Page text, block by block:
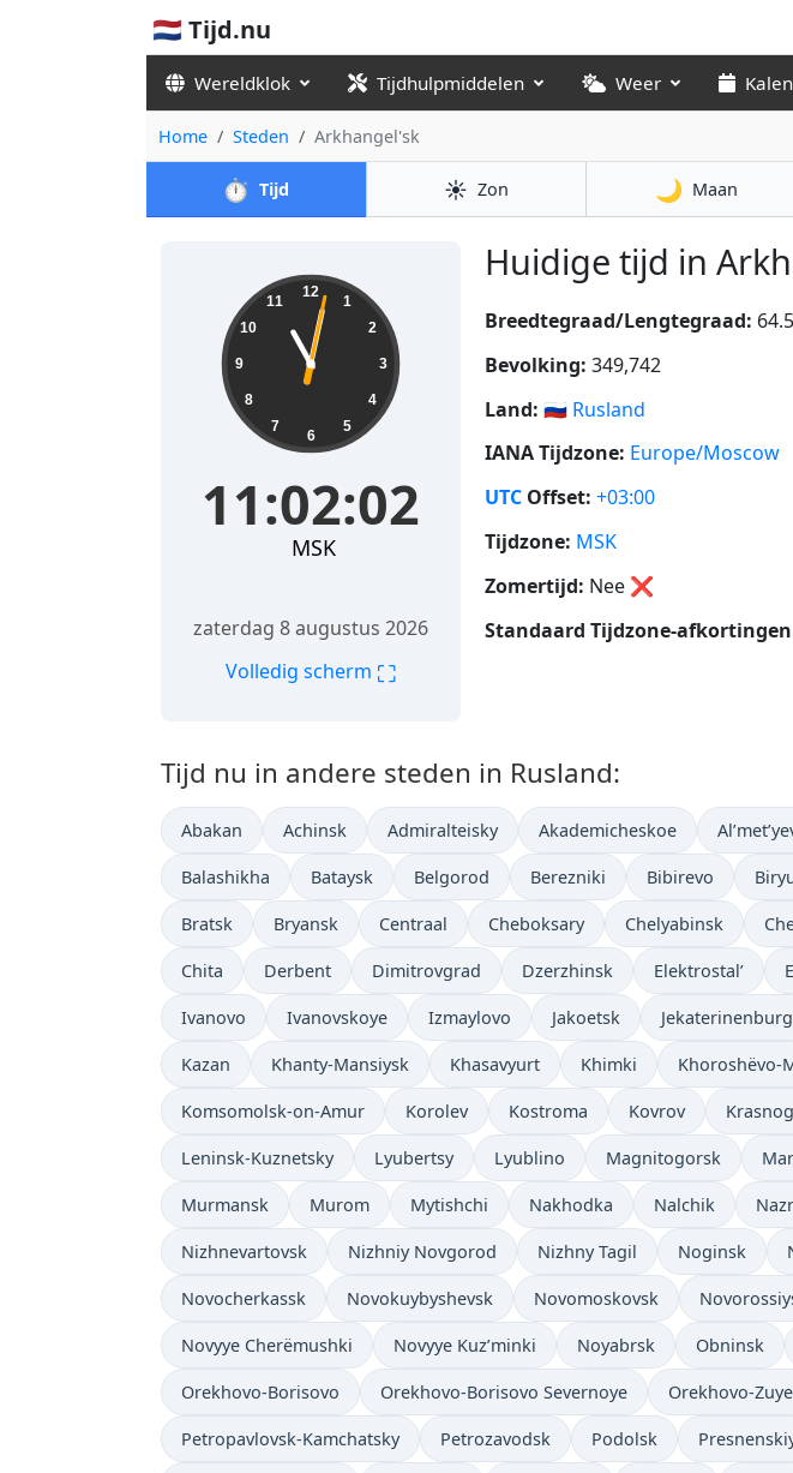
🇳🇱 Tijd.nu
Wereldklok Tijdhulpmiddelen Weer
Home Steden Arkhangel'sk
⏱️ Tijd ☀️ Zon 🌙 Maan
Huidige tijd in
11:02:03 12
1
2
3
4
5
6
7
8
9
10
11
11:02:03
MSK
zaterdag 8 augustus 2026
Volledig scherm ⛶
Breedtegraad/Lengtegraad:
Bevolking: 349,742
Land: 🇷🇺 Rusland
IANA Tijdzone: Europe/Moscow
UTC Offset: +03:00
Tijdzone: MSK
Zomertijd: Nee ❌
Standaard Tijdzone-
Tijd nu in andere steden in Rusland:
Abakan Achinsk Admiralteisky Akademicheskoe
Balashikha Bataysk Belgorod Berezniki Bibirevo
Bratsk Bryansk Centraal Cheboksary Chelyabinsk
Chita Derbent Dimitrovgrad Dzerzhinsk Elektrostal’
Ivanovo Ivanovskoye Izmaylovo Jakoetsk Jekaterinenburg
Kazan Khanty-Mansiysk Khasavyurt Khimki Khoroshëvo-
Komsomolsk-on-Amur Korolev Kostroma Kovrov
Leninsk-Kuznetsky Lyubertsy Lyublino Magnitogorsk
Murmansk Murom Mytishchi Nakhodka Nalchik
Nizhnevartovsk Nizhniy Novgorod Nizhny Tagil Noginsk
Novocherkassk Novokuybyshevsk Novomoskovsk
Novyye Cherëmushki Novyye Kuz’minki Noyabrsk Obninsk
Orekhovo-Borisovo Orekhovo-Borisovo Severnoye Orekhovo-
Petropavlovsk-Kamchatsky Petrozavodsk Podolsk